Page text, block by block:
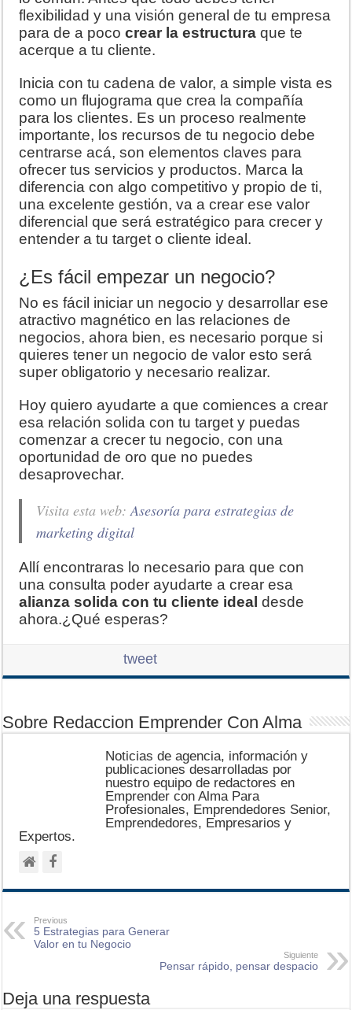
flexibilidad y una visión general de tu empresa
para de a pococrear la estructura que te
acerque a tu cliente.
Inicia con tu cadena de valor, a simple vista es
como un flujograma que crea la compañía
para los clientes. Es un proceso realmente
importante, los recursos de tu negocio debe
centrarse acá, son elementos claves para
ofrecer tus servicios y productos. Marca la
diferencia con algo competitivo y propio de ti,
una excelente gestión, va a crear ese valor
diferencial que será estratégico para crecer y
entender a tu target o cliente ideal.
¿Es fácil empezar un negocio?
No es fácil iniciar un negocio y desarrollar ese
atractivo magnético en las relaciones de
negocios, ahora bien, es necesario porque si
quieres tener un negocio de valor esto será
super obligatorio y necesario realizar.
Hoy quiero ayudarte a que comiences a crear
esa relación solida con tu target y puedas
comenzar a crecer tu negocio, con una
oportunidad de oro que no puedes
desaprovechar.
Visita esta web:Asesoría para estrategias de
marketing digital
Allí encontraras lo necesario para que con
una consulta poder ayudarte a crear esa
alianza solida con tu cliente ideal desde
ahora.¿Qué esperas?
tweet
Sobre Redaccion Emprender Con Alma
Noticias de agencia, información y
publicaciones desarrolladas por
nuestro equipo de redactores en
Emprender con Alma Para
Profesionales, Emprendedores Senior,
Emprendedores, Empresarios y
Expertos.
Previous
5 Estrategias para Generar
Valor en tu Negocio
Siguiente
Pensar rápido, pensar despacio
Deja una respuesta